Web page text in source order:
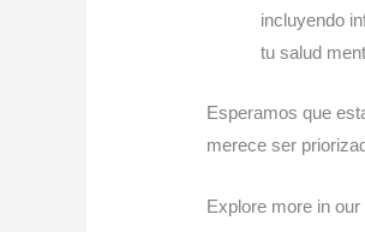
incluyendo
tu salud
Esperamos que
merece ser
Explore more in our